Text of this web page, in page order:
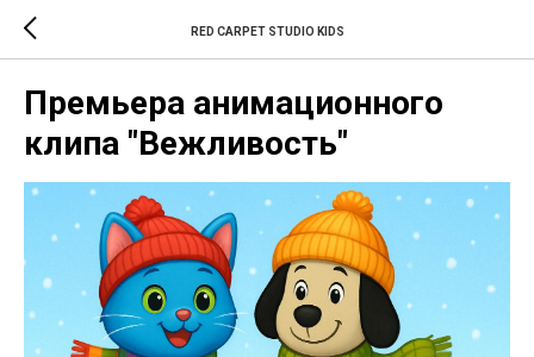
RED CARPET STUDIO KIDS
Премьера анимационного
клипа "Вежливость"